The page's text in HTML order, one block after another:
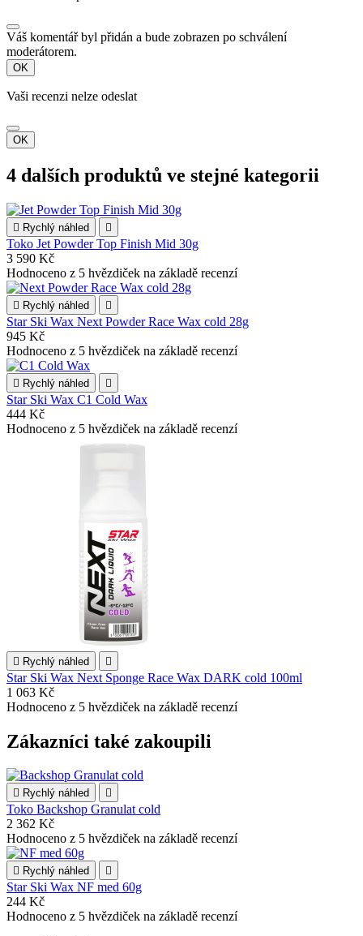
Váš komentář byl přidán a bude zobrazen po schválení
moderátorem.
OK
Vaši recenzi nelze odeslat
OK
4 dalších produktů ve stejné kategorii
 Rychlý náhled 
Toko Jet Powder Top Finish Mid 30g
3 590 Kč
Hodnoceno z 5 hvězdiček na základě recenzí
 Rychlý náhled 
Star Ski Wax Next Powder Race Wax cold 28g
945 Kč
Hodnoceno z 5 hvězdiček na základě recenzí
 Rychlý náhled 
Star Ski Wax C1 Cold Wax
444 Kč
Hodnoceno z 5 hvězdiček na základě recenzí
 Rychlý náhled 
Star Ski Wax Next Sponge Race Wax DARK cold 100ml
1 063 Kč
Hodnoceno z 5 hvězdiček na základě recenzí
Zákazníci také zakoupili
 Rychlý náhled 
Toko Backshop Granulat cold
2 362 Kč
Hodnoceno z 5 hvězdiček na základě recenzí
 Rychlý náhled 
Star Ski Wax NF med 60g
244 Kč
Hodnoceno z 5 hvězdiček na základě recenzí